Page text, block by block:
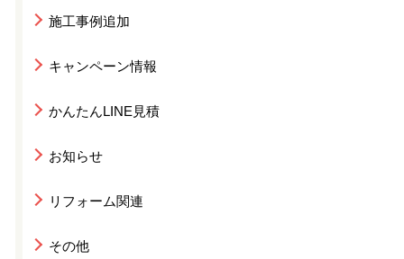
施工事例追加
キャンペーン情報
かんたんLINE見積
お知らせ
リフォーム関連
その他